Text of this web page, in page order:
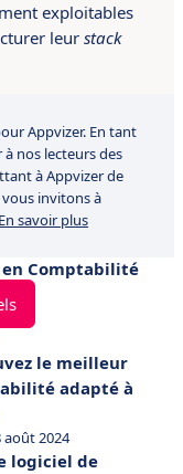
exploitables
leur stack
Appvizer. En tant
nos lecteurs des
à Appvizer de
invitons à
En savoir plus
Comptabilité
le meilleur
adapté à
août 2024
logiciel de